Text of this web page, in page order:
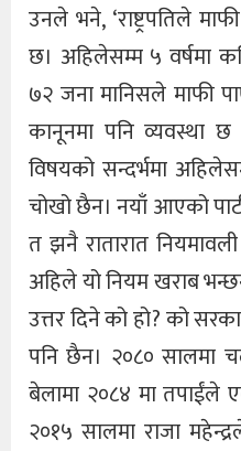
उनले भने, ‘राष्ट्रपतिले
छ। अहिलेसम्म ५ वर्षमा
७२ जना मानिसले माफी
कानूनमा पनि व्यवस्था
विषयको सन्दर्भमा
चोखो छैन। नयाँ आएको
त झनै रातारात
अहिले यो नियम खराब
उत्तर दिने को हो? को
पनि छैन। २०८० सालमा
बेलामा २०८४ मा तपाईंले
२०१५ सालमा राजा